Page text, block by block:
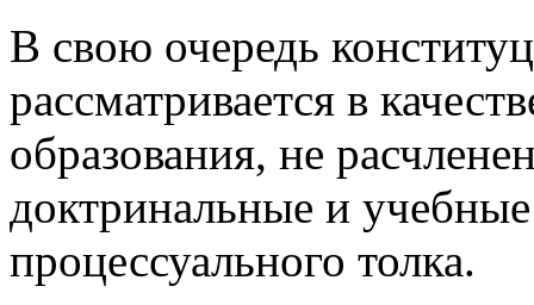
В свою очередь
рассматривается в
образования, не
доктринальные и
процессуального толка.